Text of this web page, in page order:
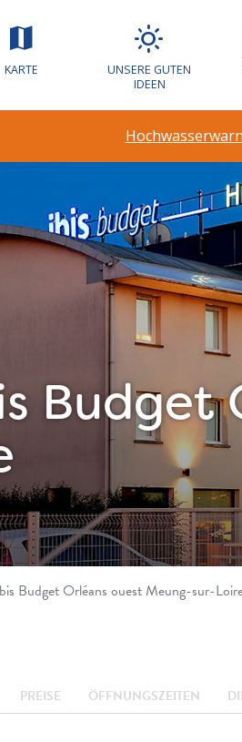
KARTE
UNSERE GUTEN
IDEEN
Budget
Budget Orléans ouest Meung-sur-
PREISE ÖFFNUNGSZEITEN